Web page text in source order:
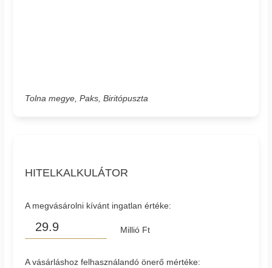
Tolna megye, Paks, Biritópuszta
HITELKALKULÁTOR
A megvásárolni kívánt ingatlan értéke:
Millió Ft
A vásárláshoz felhasználandó önerő mértéke: